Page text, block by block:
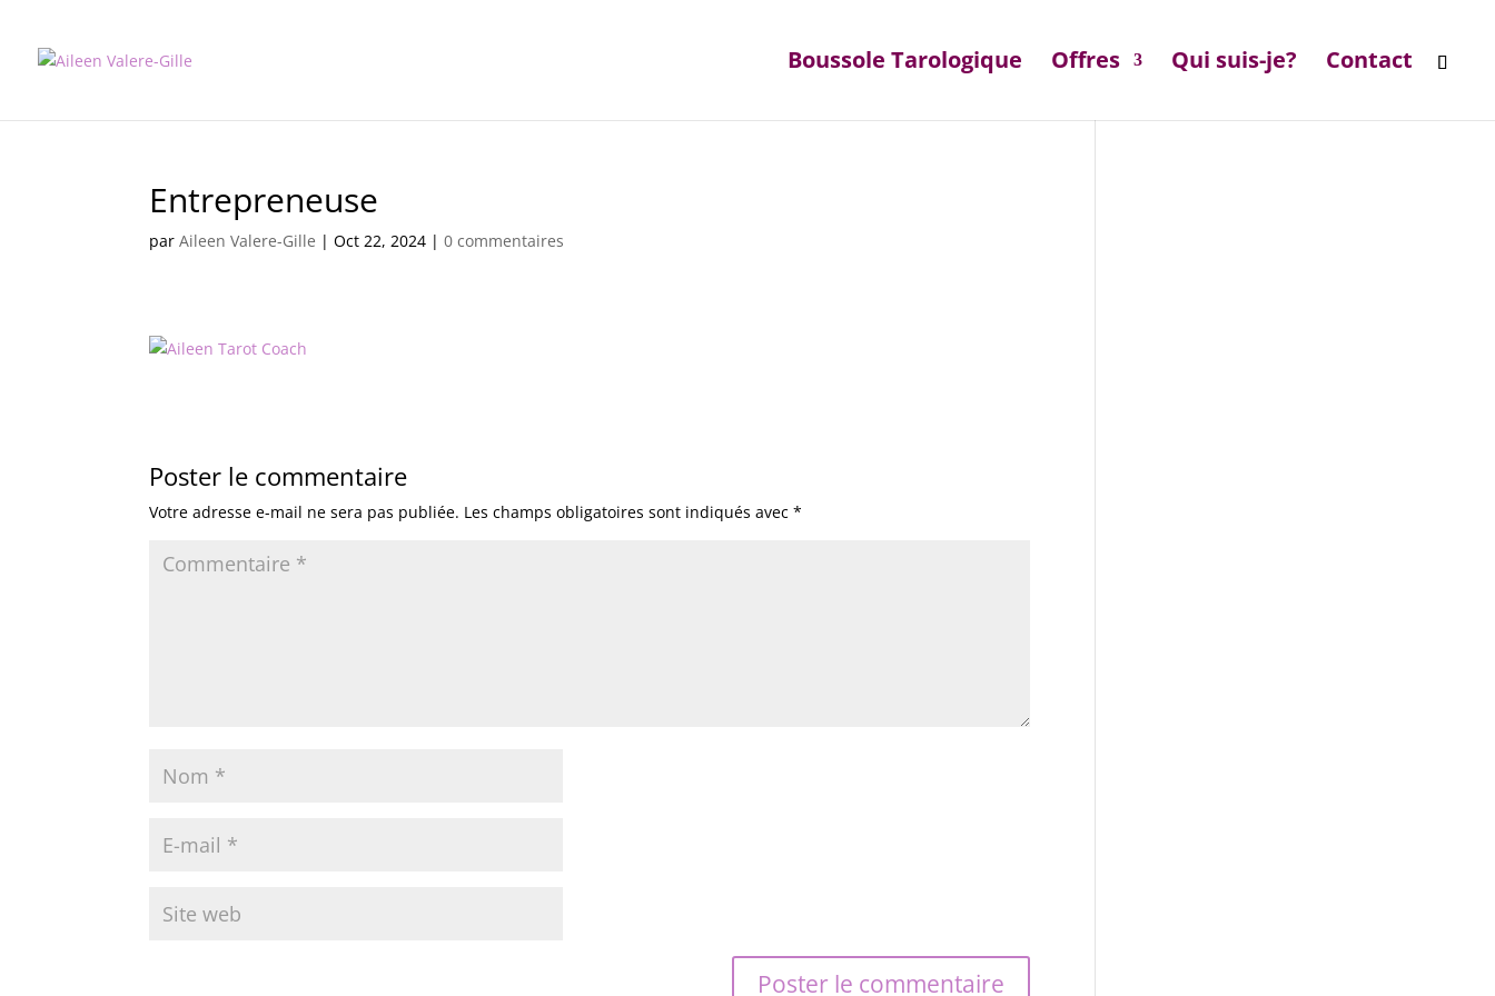
Boussole Tarologique Offres Qui suis-je? Contact
Entrepreneuse
parAileen Valere-Gille |Oct 22, 2024 |0 commentaires
Poster le commentaire
Votre adresse e-mail ne sera pas publiée. Les champs obligatoires sont indiqués avec*